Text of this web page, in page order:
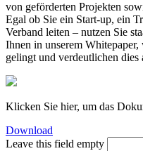
von geförderten Projekten
Egal ob Sie ein Start-up, ein
Verband leiten – nutzen Sie
Ihnen in unserem
gelingt und verdeutlichen dies
Klicken Sie hier, um das
Download
Leave this field empty